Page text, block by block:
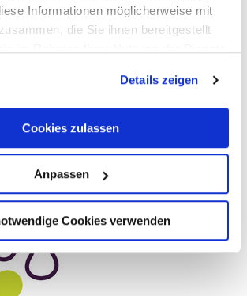
Informationen möglicherweise mit
die Sie ihnen bereitgestellt
Details zeigen
Cookies zulassen
Anpassen
Cookies verwenden
Technologie und Inhalte der Outdooractive